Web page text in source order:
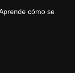
cómo se